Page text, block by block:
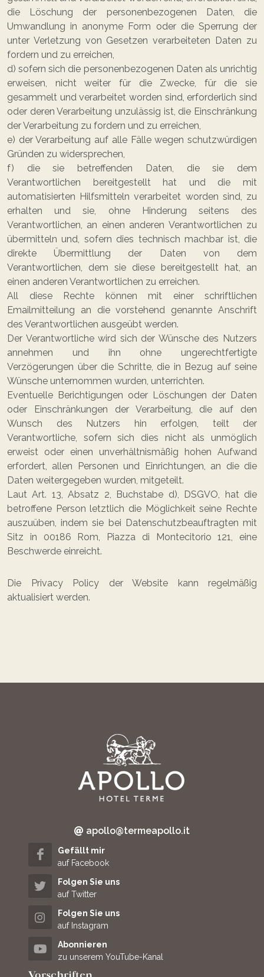
die Löschung der personenbezogenen Daten, die
Umwandlung in anonyme Form oder die Sperrung der
unter Verletzung von Gesetzen verarbeiteten Daten zu
fordern und zu erreichen,
d) sofern sich die personenbezogenen Daten als unrichtig
erweisen, nicht weiter für die Zwecke, für die sie
gesammelt und verarbeitet worden sind, erforderlich sind
oder deren Verarbeitung unzulässig ist, die Einschränkung
der Verarbeitung zu fordern und zu erreichen,
e) der Verarbeitung auf alle Fälle wegen schutzwürdigen
Gründen zu widersprechen,
f) die sie betreffenden Daten, die sie dem
Verantwortlichen bereitgestellt hat und die mit
automatisierten Hilfsmitteln verarbeitet worden sind, zu
erhalten und sie, ohne Hinderung seitens des
Verantwortlichen, an einen anderen Verantwortlichen zu
übermitteln und, sofern dies technisch machbar ist, die
direkte Übermittlung der Daten von dem
Verantwortlichen, dem sie diese bereitgestellt hat, an
einen anderen Verantwortlichen zu erreichen.
All diese Rechte können mit einer schriftlichen
Emailmitteilung an die vorstehend genannte Anschrift
des Verantwortlichen ausgeübt werden.
Der Verantwortliche wird sich der Wünsche des Nutzers
annehmen und ihn ohne ungerechtfertigte
Verzögerungen über die Schritte, die in Bezug auf seine
Wünsche unternommen wurden, unterrichten.
Eventuelle Berichtigungen oder Löschungen der Daten
oder Einschränkungen der Verarbeitung, die auf den
Wunsch des Nutzers hin erfolgen, teilt der
Verantwortliche, sofern sich dies nicht als unmöglich
erweist oder einen unverhältnismäßig hohen Aufwand
erfordert, allen Personen und Einrichtungen, an die die
Daten weitergegeben wurden, mitgeteilt.
Laut Art. 13, Absatz 2, Buchstabe d), DSGVO, hat die
betroffene Person letztlich die Möglichkeit seine Rechte
auszuüben, indem sie bei Datenschutzbeauftragten mit
Sitz in 00186 Rom, Piazza di Montecitorio 121, eine
Beschwerde einreicht.
Die Privacy Policy der Website kann regelmäßig
aktualisiert werden.
apollo@termeapollo.it
Gefällt mir
auf Facebook
Folgen Sie uns
auf Twitter
Folgen Sie uns
auf Instagram
Abonnieren
zu unserem YouTube-Kanal